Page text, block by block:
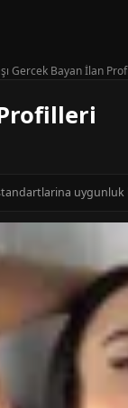
Gercek Bayan İlan